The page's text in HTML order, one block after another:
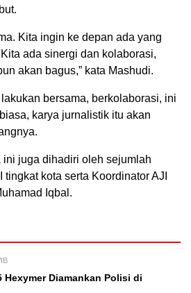
Kita ingin ke depan ada yang
ada sinergi dan kolaborasi,
akan bagus,” kata Mashudi.
bersama, berkolaborasi, ini
karya jurnalistik itu akan
ini juga dihadiri oleh sejumlah
kota serta Koordinator AJI
Iqbal.
Hexymer Diamankan Polisi di